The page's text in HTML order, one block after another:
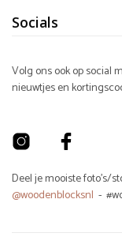
Socials
Volg ons ook op social
nieuwtjes en
Deel je mooiste foto's/
@woodenblocksnl -